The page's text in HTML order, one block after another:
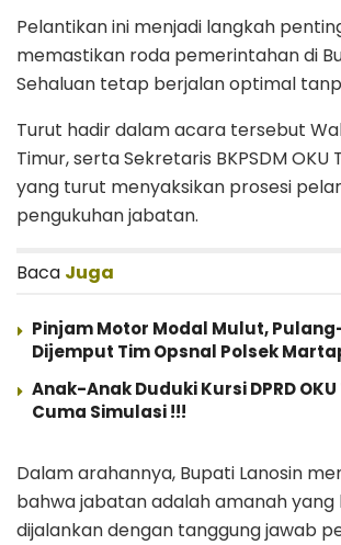
Pelantikan ini menjadi langkah
memastikan roda pemerintahan di
Sehaluan tetap berjalan optimal
Turut hadir dalam acara tersebut
Timur, serta Sekretaris BKPSDM OKU
yang turut menyaksikan prosesi
pengukuhan jabatan.
Baca Juga
Pinjam Motor Modal Mulut,
Dijemput Tim Opsnal Polsek
Anak-Anak Duduki Kursi DPRD
Cuma Simulasi !!!
Dalam arahannya, Bupati Lanosin
bahwa jabatan adalah amanah yang
dijalankan dengan tanggung jawab